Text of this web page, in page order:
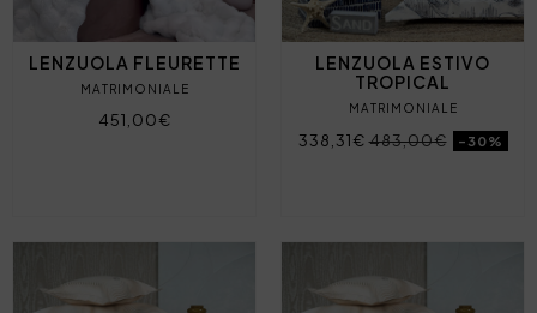
LENZUOLA FLEURETTE
MATRIMONIALE
451,00€
LENZUOLA ESTIVO
TROPICAL
MATRIMONIALE
338,31€483,00€ -30%